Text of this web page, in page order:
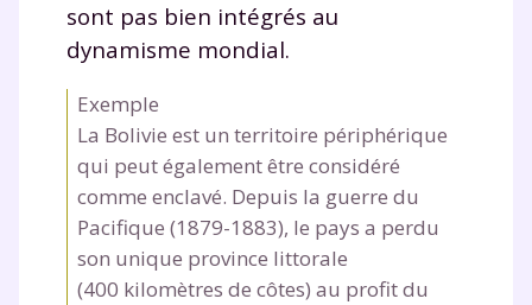
sont pas bien intégrés au
dynamisme mondial.
Exemple
La Bolivie est un territoire périphérique
qui peut également être considéré
comme enclavé. Depuis la guerre du
Pacifique (1879-1883), le pays a perdu
son unique province littorale
(400 kilomètres de côtes) au profit du
* Votre code d'accès sera envoyé à cette adresse e-mail. En
renseignant votre e-mail, vous consentez à ce que vos
données à caractère personnel soient traitées par SEJER, sous
la marque myMaxicours, afin que SEJER puisse vous donner
accès au service de soutien scolaire pendant 24h. Pour en
savoir plus sur la gestion de vos données personnelles et
pour exercer vos droits, vous pouvez consulter
charte.